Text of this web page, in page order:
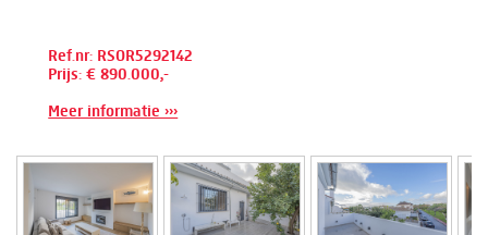
Ref.nr: RSOR5292142
Prijs: € 890.000,-
Meer informatie ›››